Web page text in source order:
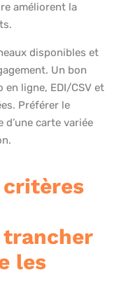
améliorent la
disponibles et
Un bon
ligne, EDI/CSV et
Préférer le
carte variée
critères
les